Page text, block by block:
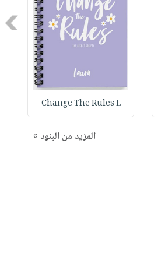
Change The Rules L
المزيد من البنود »